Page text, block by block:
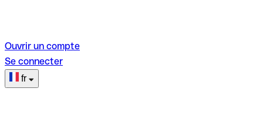
Ouvrir un compte
Se connecter
fr